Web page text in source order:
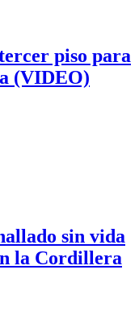
piso para
(VIDEO)
sin vida
la Cordillera